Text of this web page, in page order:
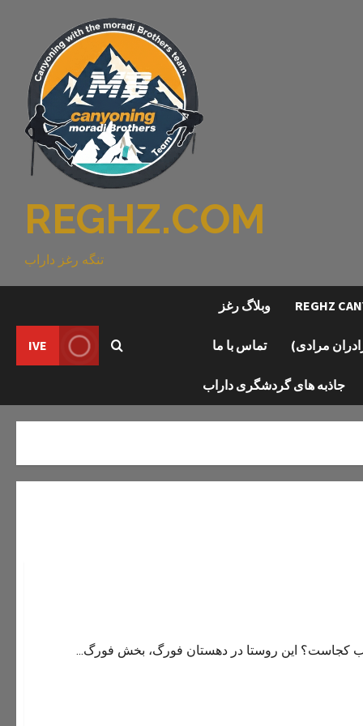
REGHZ.COM
تنگه رغز داراب
وبلاگ رغز
مرادی) تماس با ما
جاذبه های گردشگری داراب
IVE
کجاست؟ این روستا در دهستان فورگ، بخش فورگ...